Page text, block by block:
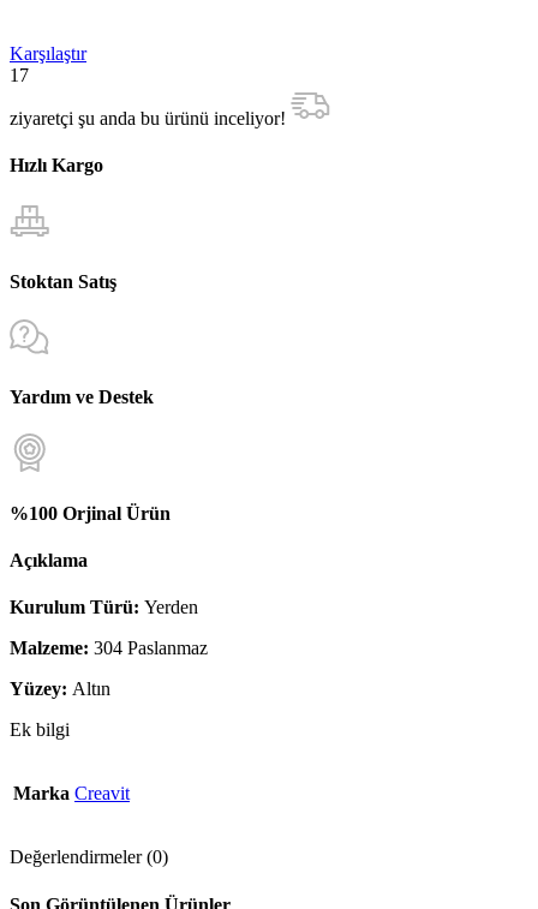
Karşılaştır
17
ziyaretçi şu anda bu ürünü inceliyor!
Hızlı Kargo
Stoktan Satış
Yardım ve Destek
%100 Orjinal Ürün
Açıklama
Kurulum Türü: Yerden
Malzeme: 304 Paslanmaz
Yüzey: Altın
Ek bilgi
Marka Creavit
Değerlendirmeler (0)
Son Görüntülenen Ürünler